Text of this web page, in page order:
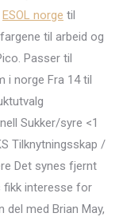
ESOL norge til
til arbeid og
Passer til
i norge Fra 14 til
Sukker/syre <1
Tilknytningsskap /
Det synes fjernt
fikk interesse for
del med Brian May,